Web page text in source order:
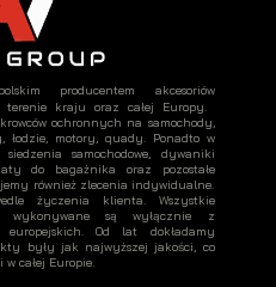
producentem akcesoriów
kraju oraz całej Europy.
ochronnych na samochody,
łodzie, motory, quady. Ponadto w
samochodowe, dywaniki
do bagażnika oraz pozostałe
również zlecenia indywidualne.
życzenia klienta. Wszystkie
są wyłącznie z
europejskich. Od lat dokładamy
były jak najwyższej jakości, co
całej Europie.